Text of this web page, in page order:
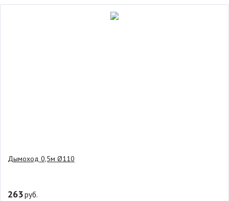
Дымоход 0,5м Ø110
263руб.